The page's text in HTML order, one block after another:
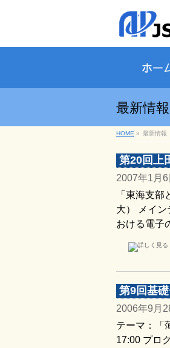
最新情報
HOME » 最新情報
第20回上
2007年1月6
「東海支
大） メイ
おける電子
第9回基
2006年9月
テーマ：「
17:00 プロ